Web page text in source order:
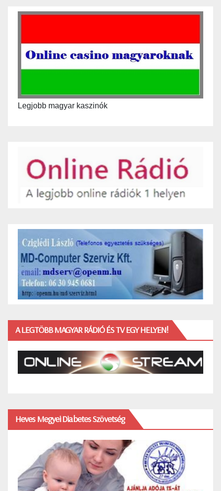
Legjobb magyar kaszinók
A LEGTÖBB MAGYAR RÁDIÓ ÉS TV EGY HELYEN!
Heves Megyei Diabetes Szövetség